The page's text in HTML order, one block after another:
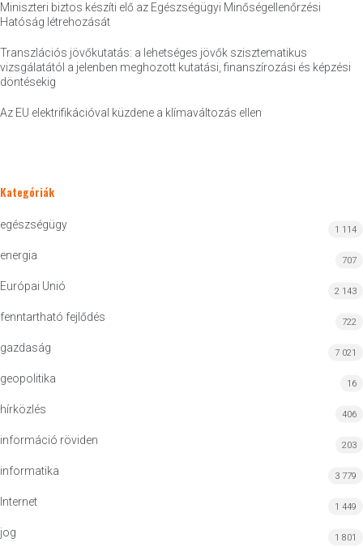
Miniszteri biztos készíti elő az Egészségügyi Minőségellenőrzési
Hatóság létrehozását
Transzlációs jövőkutatás: a lehetséges jövők szisztematikus
vizsgálatától a jelenben meghozott kutatási, finanszírozási és képzési
döntésekig
Az EU elektrifikációval küzdene a klímaváltozás ellen
Kategóriák
egészségügy 1 114
energia 707
Európai Unió 2 143
fenntartható fejlődés 722
gazdaság 7 021
geopolitika 16
hírközlés 406
információ röviden 203
informatika 3 779
Internet 1 449
jog 1 801